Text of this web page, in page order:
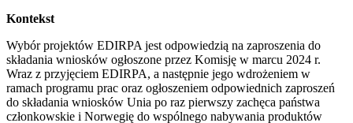
Kontekst
Wybór projektów EDIRPA jest odpowiedzią na zaproszenia do
składania wniosków ogłoszone przez Komisję w marcu 2024 r.
Wraz z przyjęciem EDIRPA, a następnie jego wdrożeniem w
ramach programu prac oraz ogłoszeniem odpowiednich zaproszeń
do składania wniosków Unia po raz pierwszy zachęca państwa
członkowskie i Norwegię do wspólnego nabywania produktów